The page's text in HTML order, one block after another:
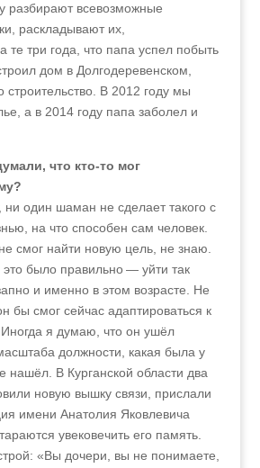
разбирают всевозможные
раскладывают их,
те три года, что папа успел побыть
дом в Долгодеревенском,
строительство. В 2012 году мы
а в 2014 году папа заболел и
что кто-то мог
ни один шаман не сделает такого с
на что способен сам человек.
смог найти новую цель, не знаю.
было правильно — уйти так
и именно в этом возрасте. Не
бы смог сейчас адаптироваться к
Иногда я думаю, что он ушёл
должности, какая была у
нашёл. В Курганской области два
новую вышку связи, прислали
имени Анатолия Яковлевича
увековечить его память.
«Вы дочери, вы не понимаете,